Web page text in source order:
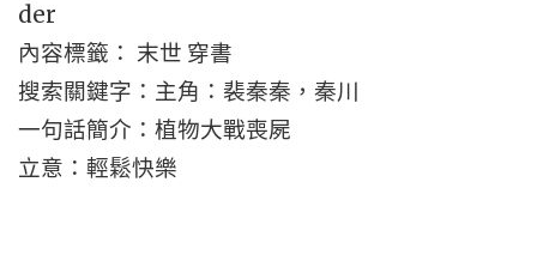
der
內容標籤： 末世 穿書
搜索關鍵字：主角：裴秦秦，秦川
一句話簡介：植物大戰喪屍
立意：輕鬆快樂